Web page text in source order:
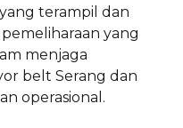
terampil dan
yang
menjaga
belt Serang dan
operasional.